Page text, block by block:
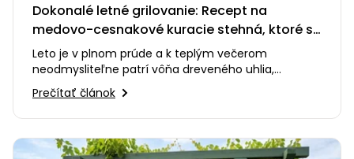
Dokonalé letné grilovanie: Recept na
medovo-cesnakové kuracie stehná, ktoré si
zamilujete
Leto je v plnom prúde a k teplým večerom
neodmysliteľne patrí vôňa dreveného uhlia,
praskanie ohňa a smiech s priateľmi…
Prečítať článok